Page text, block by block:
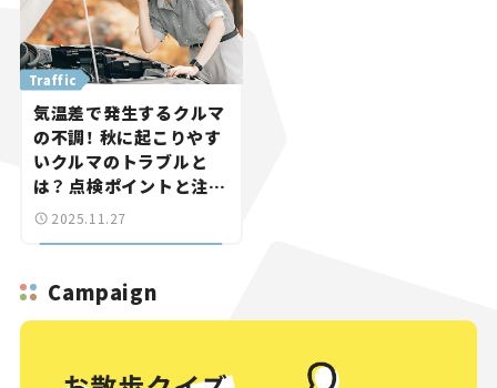
Traffic
気温差で発生するクルマ
の不調！ 秋に起こりやす
いクルマのトラブルと
は？ 点検ポイントと注意
点。2025.11.27
Campaign